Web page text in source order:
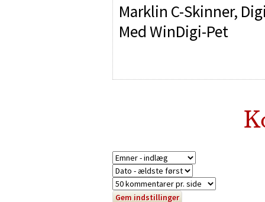
Marklin C-Skinner,
Med WinDigi-Pet